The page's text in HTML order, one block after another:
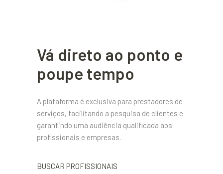
Vá direto ao ponto e
poupe tempo
A plataforma é exclusiva para prestadores de
serviços, facilitando a pesquisa de clientes e
garantindo uma audiência qualificada aos
profissionais e empresas.
BUSCAR PROFISSIONAIS